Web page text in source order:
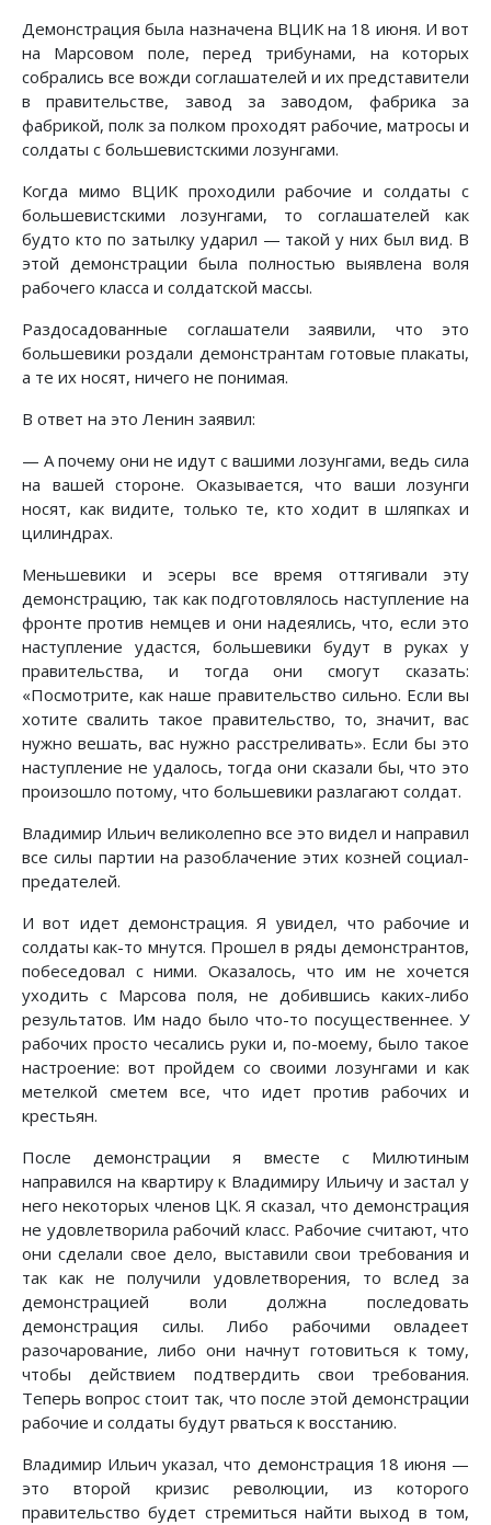
Демонстрация была назначена ВЦИК на 18 июня. И вот
на Марсовом поле, перед трибунами, на которых
собрались все вожди соглашателей и их представители
в правительстве, завод за заводом, фабрика за
фабрикой, полк за полком проходят рабочие, матросы и
солдаты с большевистскими лозунгами.
Когда мимо ВЦИК проходили рабочие и солдаты с
большевистскими лозунгами, то соглашателей как
будто кто по затылку ударил — такой у них был вид. В
этой демонстрации была полностью выявлена воля
рабочего класса и солдатской массы.
Раздосадованные соглашатели заявили, что это
большевики роздали демонстрантам готовые плакаты,
а те их носят, ничего не понимая.
В ответ на это Ленин заявил:
— А почему они не идут с вашими лозунгами, ведь сила
на вашей стороне. Оказывается, что ваши лозунги
носят, как видите, только те, кто ходит в шляпках и
цилиндрах.
Меньшевики и эсеры все время оттягивали эту
демонстрацию, так как подготовлялось наступление на
фронте против немцев и они надеялись, что, если это
наступление удастся, большевики будут в руках у
правительства, и тогда они смогут сказать:
«Посмотрите, как наше правительство сильно. Если вы
хотите свалить такое правительство, то, значит, вас
нужно вешать, вас нужно расстреливать». Если бы это
наступление не удалось, тогда они сказали бы, что это
произошло потому, что большевики разлагают солдат.
Владимир Ильич великолепно все это видел и направил
все силы партии на разоблачение этих козней социал-
предателей.
И вот идет демонстрация. Я увидел, что рабочие и
солдаты как-то мнутся. Прошел в ряды демонстрантов,
побеседовал с ними. Оказалось, что им не хочется
уходить с Марсова поля, не добившись каких-либо
результатов. Им надо было что-то посущественнее. У
рабочих просто чесались руки и, по-моему, было такое
настроение: вот пройдем со своими лозунгами и как
метелкой сметем все, что идет против рабочих и
крестьян.
После демонстрации я вместе с Милютиным
направился на квартиру к Владимиру Ильичу и застал у
него некоторых членов ЦК. Я сказал, что демонстрация
не удовлетворила рабочий класс. Рабочие считают, что
они сделали свое дело, выставили свои требования и
так как не получили удовлетворения, то вслед за
демонстрацией воли должна последовать
демонстрация силы. Либо рабочими овладеет
разочарование, либо они начнут готовиться к тому,
чтобы действием подтвердить свои требования.
Теперь вопрос стоит так, что после этой демонстрации
рабочие и солдаты будут рваться к восстанию.
Владимир Ильич указал, что демонстрация 18 июня —
это второй кризис революции, из которого
правительство будет стремиться найти выход в том,